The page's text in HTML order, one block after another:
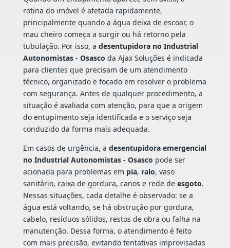
rotina do imóvel é afetada rapidamente,
principalmente quando a água deixa de escoar, o
mau cheiro começa a surgir ou há retorno pela
tubulação. Por isso, a desentupidora no Industrial
Autonomistas - Osasco da Ajax Soluções é indicada
para clientes que precisam de um atendimento
técnico, organizado e focado em resolver o problema
com segurança. Antes de qualquer procedimento, a
situação é avaliada com atenção, para que a origem
do entupimento seja identificada e o serviço seja
conduzido da forma mais adequada.
Em casos de urgência, a desentupidora emergencial
no Industrial Autonomistas - Osasco pode ser
acionada para problemas em pia, ralo, vaso
sanitário, caixa de gordura, canos e rede de esgoto.
Nessas situações, cada detalhe é observado: se a
água está voltando, se há obstrução por gordura,
cabelo, resíduos sólidos, restos de obra ou falha na
manutenção. Dessa forma, o atendimento é feito
com mais precisão, evitando tentativas improvisadas